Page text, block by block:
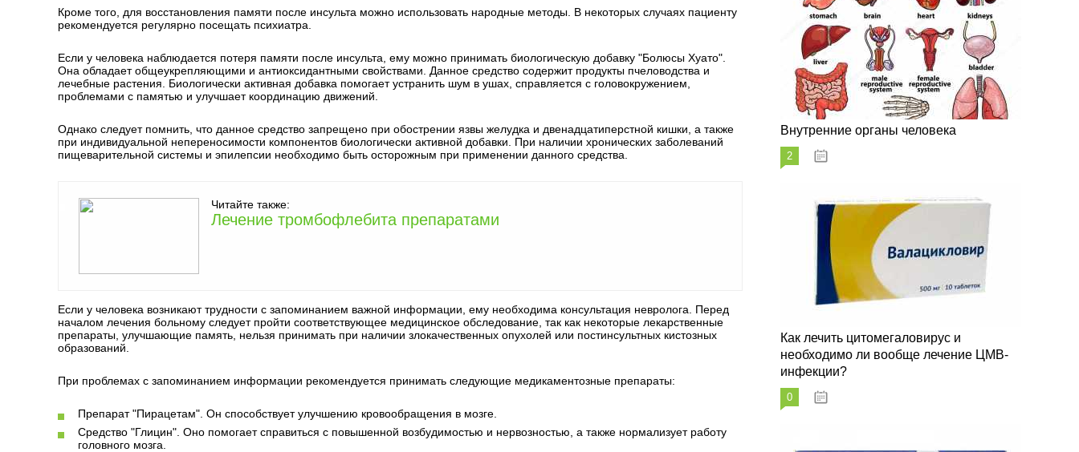
Кроме того, для восстановления памяти после инсульта можно использовать народные методы. В некоторых случаях пациенту
рекомендуется регулярно посещать психиатра.
Если у человека наблюдается потеря памяти после инсульта, ему можно принимать биологическую добавку "Болюсы Хуато".
Она обладает общеукрепляющими и антиоксидантными свойствами. Данное средство содержит продукты пчеловодства и
лечебные растения. Биологически активная добавка помогает устранить шум в ушах, справляется с головокружением,
проблемами с памятью и улучшает координацию движений.
Однако следует помнить, что данное средство запрещено при обострении язвы желудка и двенадцатиперстной кишки, а также
при индивидуальной непереносимости компонентов биологически активной добавки. При наличии хронических заболеваний
пищеварительной системы и эпилепсии необходимо быть осторожным при применении данного средства.
Читайте также:
Лечение тромбофлебита препаратами
Если у человека возникают трудности с запоминанием важной информации, ему необходима консультация невролога. Перед
началом лечения больному следует пройти соответствующее медицинское обследование, так как некоторые лекарственные
препараты, улучшающие память, нельзя принимать при наличии злокачественных опухолей или постинсультных кистозных
образований.
При проблемах с запоминанием информации рекомендуется принимать следующие медикаментозные препараты:
Препарат "Пирацетам". Он способствует улучшению кровообращения в мозге.
Средство "Глицин". Оно помогает справиться с повышенной возбудимостью и нервозностью, а также нормализует работу
головного мозга.
Внутренние органы человека
2
Как лечить цитомегаловирус и
необходимо ли вообще лечение ЦМВ-
инфекции?
0